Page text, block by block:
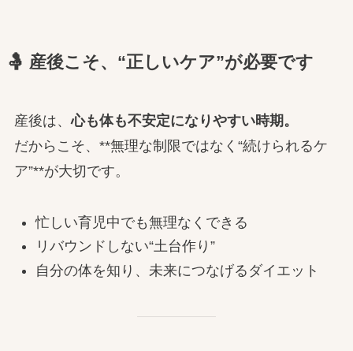
🤱 産後こそ、“正しいケア”が必要です
産後は、心も体も不安定になりやすい時期。
だからこそ、**無理な制限ではなく“続けられるケ
ア”**が大切です。
忙しい育児中でも無理なくできる
リバウンドしない“土台作り”
自分の体を知り、未来につなげるダイエット